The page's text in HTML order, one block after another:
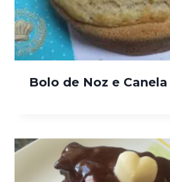
Bolo de Noz e Canela